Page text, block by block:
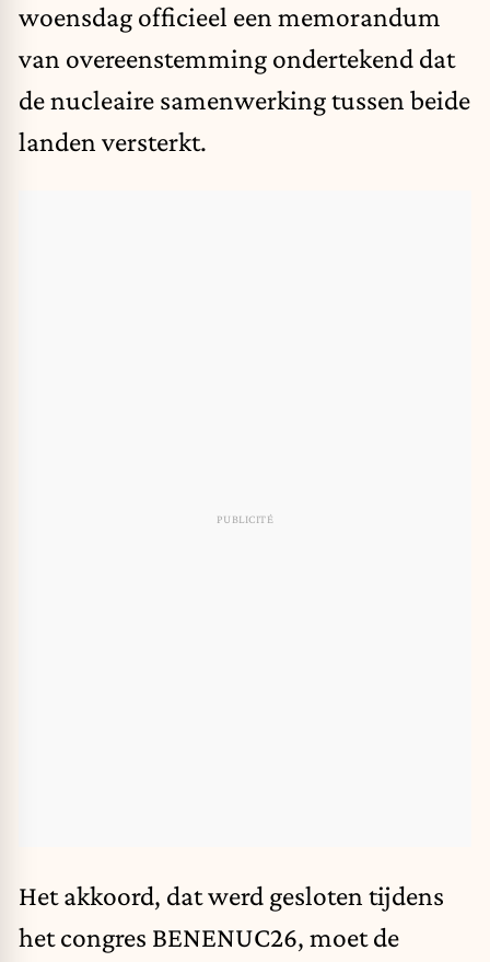
woensdag officieel een memorandum
van overeenstemming ondertekend dat
de nucleaire samenwerking tussen beide
landen versterkt.
Het akkoord, dat werd gesloten tijdens
het congres BENENUC26, moet de